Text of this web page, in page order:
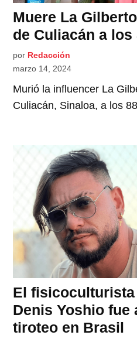
Muere La
de Culiacán a los
por Redacción
marzo 14, 2024
Murió la influencer La
Culiacán, Sinaloa, a los
El
Denis Yoshio fue
tiroteo en Brasil